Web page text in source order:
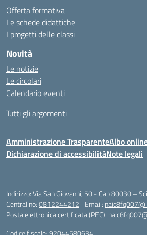
Offerta formativa
Le schede didattiche
I progetti delle classi
Novità
Le notizie
Le circolari
Calendario eventi
Tutti gli argomenti
Amministrazione TrasparenteAlbo
Dichiarazione di accessibilitàNote legali
Indirizzo:Via San Giovanni, 50 - Cap 80030 –
Centralino:0812244212 Email:
Posta elettronica certificata (PEC):